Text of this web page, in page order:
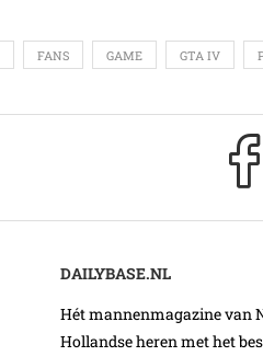
FANS GAME GTA IV
DAILYBASE.NL
Hét mannenmagazine van
Hollandse heren met het